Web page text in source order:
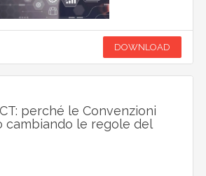
DOWNLOAD
perché le Convenzioni
cambiando le regole del